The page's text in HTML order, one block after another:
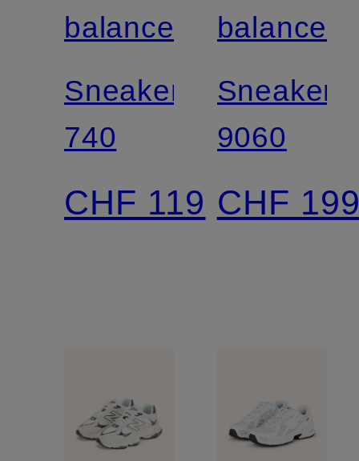
balance
Sneaker
740
CHF 119
balance
Sneaker
9060
CHF